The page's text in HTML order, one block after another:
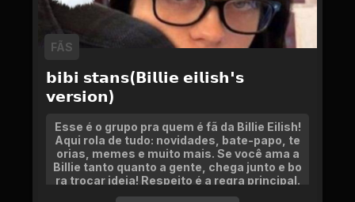
𝗯𝗶𝗯𝗶 𝘀𝘁𝗮𝗻𝘀(𝗕𝗶𝗹𝗹𝗶𝗲 𝗲𝗶𝗹𝗶𝘀𝗵'𝘀
𝘃𝗲𝗿𝘀𝗶𝗼𝗻)
FÃS
Esse é o grupo pra quem é fã da Billie Eilish!
Aqui rola de tudo: novidades, bate-papo, te
orias, memes e muito mais. Se você ama a
Billie tanto quanto a gente, chega junto e bo
ra trocar ideia! Respeito é a regra principal.
Partiu?